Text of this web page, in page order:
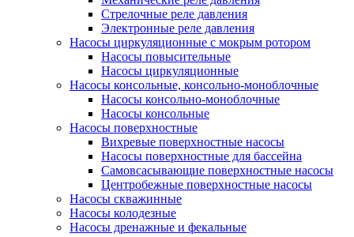
Стрелочные реле давления
Электронные реле давления
Насосы циркуляционные с мокрым ротором
Насосы повысительные
Насосы циркуляционные
Насосы консольные, консольно-моноблочные
Насосы консольно-моноблочные
Насосы консольные
Насосы поверхностные
Вихревые поверхностные насосы
Насосы поверхностные для бассейна
Самовсасывающие поверхностные насосы
Центробежные поверхностные насосы
Насосы скважинные
Насосы колодезные
Насосы дренажные и фекальные